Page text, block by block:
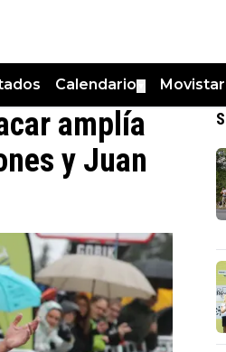
Calendario
amplía
y Juan